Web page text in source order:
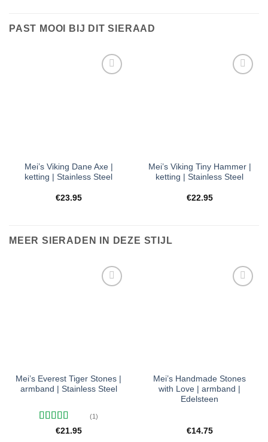
PAST MOOI BIJ DIT SIERAAD
Toevoegen
Mei’s Viking Dane Axe |
ketting | Stainless Steel
€23.95
Toevoegen
Mei’s Viking Tiny Hammer |
ketting | Stainless Steel
€22.95
MEER SIERADEN IN DEZE STIJL
Toevoegen
Mei’s Everest Tiger Stones |
armband | Stainless Steel
Gewaardeerd
(1)
€21.95
Toevoegen
Mei’s Handmade Stones
with Love | armband |
Edelsteen
€14.75